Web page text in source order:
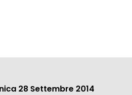
28 Settembre 2014